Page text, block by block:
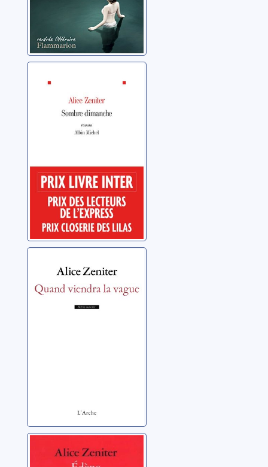
dimanche
Zeniter, Alice
vague
Zeniter, Alice
Edène